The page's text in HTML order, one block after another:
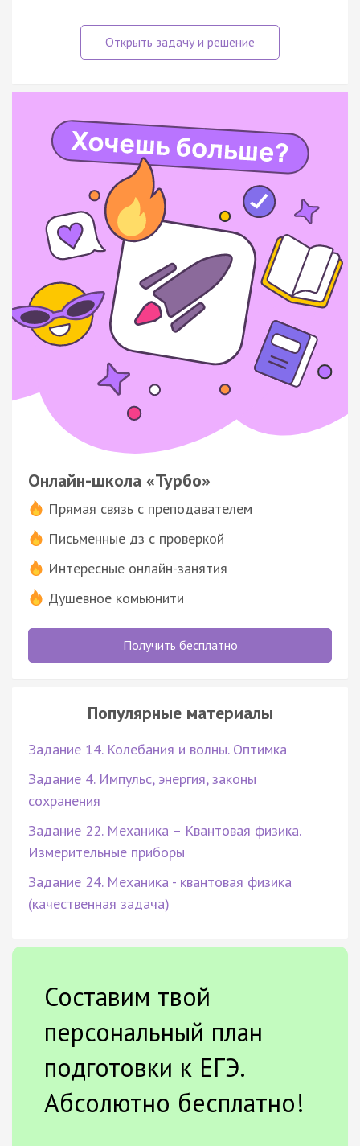
Онлайн-школа «Турбо»
Прямая связь с преподавателем
Письменные дз с проверкой
Интересные онлайн-занятия
Душевное комьюнити
Получить бесплатно
Популярные материалы
Задание 14. Колебания и волны. Оптимка
Задание 4. Импульс, энергия, законы
сохранения
Задание 22. Механика – Квантовая физика.
Измерительные приборы
Задание 24. Механика - квантовая физика
(качественная задача)
Составим твой
персональный план
подготовки к ЕГЭ.
Абсолютно бесплатно!